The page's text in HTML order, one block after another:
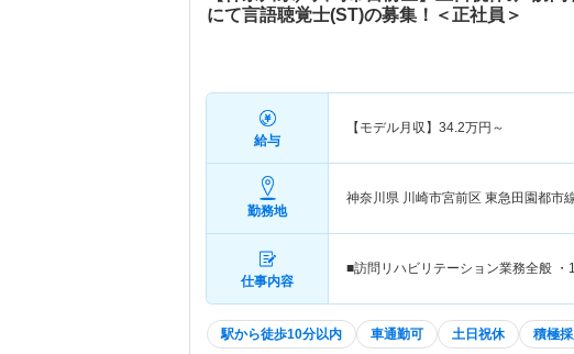
にて言語聴覚士(ST)の募集！＜正社員＞
給与
【モデル月収】 34.2万円～
勤務地
神奈川県 川崎市宮前区 東急田園都市
仕事内容
■訪問リハビリテーション業務全般
駅から徒歩10分以内 車通勤可 土日祝休 積極